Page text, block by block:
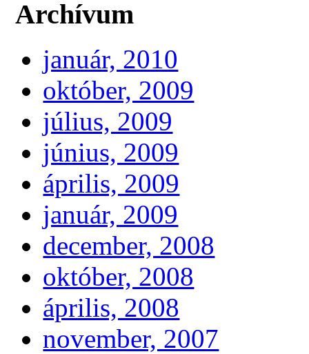
Archívum
január, 2010
október, 2009
július, 2009
június, 2009
április, 2009
január, 2009
december, 2008
október, 2008
április, 2008
november, 2007